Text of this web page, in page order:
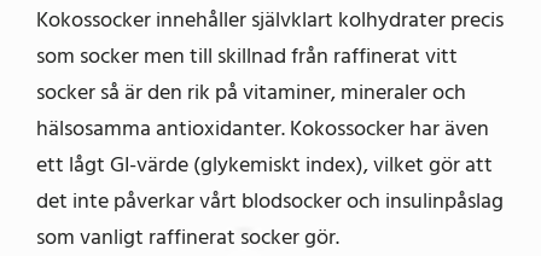
Kokossocker innehåller självklart kolhydrater precis
som socker men till skillnad från raffinerat vitt
socker så är den rik på vitaminer, mineraler och
hälsosamma antioxidanter. Kokossocker har även
ett lågt GI-värde (glykemiskt index), vilket gör att
det inte påverkar vårt blodsocker och insulinpåslag
som vanligt raffinerat socker gör.